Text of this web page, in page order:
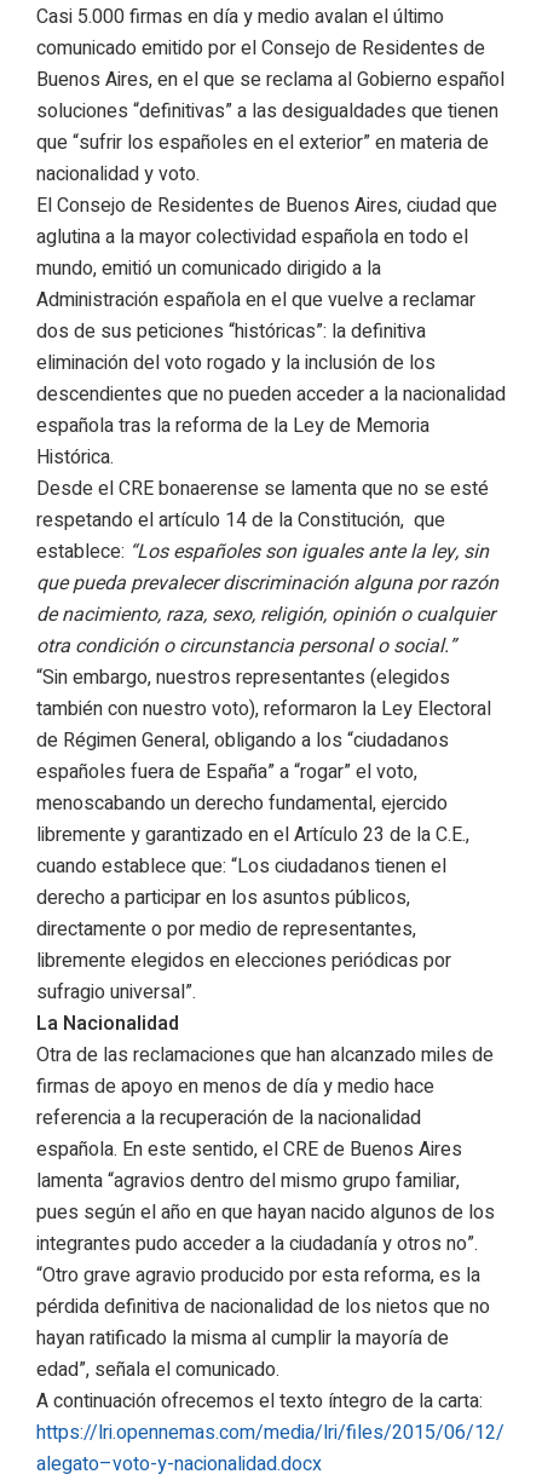
Casi 5.000 firmas en día y medio avalan el último
comunicado emitido por el Consejo de Residentes de
Buenos Aires, en el que se reclama al Gobierno español
soluciones “definitivas” a las desigualdades que tienen
que “sufrir los españoles en el exterior” en materia de
nacionalidad y voto.
El Consejo de Residentes de Buenos Aires, ciudad que
aglutina a la mayor colectividad española en todo el
mundo, emitió un comunicado dirigido a la
Administración española en el que vuelve a reclamar
dos de sus peticiones “históricas”: la definitiva
eliminación del voto rogado y la inclusión de los
descendientes que no pueden acceder a la nacionalidad
española tras la reforma de la Ley de Memoria
Histórica.
Desde el CRE bonaerense se lamenta que no se esté
respetando el artículo 14 de la Constitución, que
establece: “Los españoles son iguales ante la ley, sin
que pueda prevalecer discriminación alguna por razón
de nacimiento, raza, sexo, religión, opinión o cualquier
otra condición o circunstancia personal o social.”
“Sin embargo, nuestros representantes (elegidos
también con nuestro voto), reformaron la Ley Electoral
de Régimen General, obligando a los “ciudadanos
españoles fuera de España” a “rogar” el voto,
menoscabando un derecho fundamental, ejercido
libremente y garantizado en el Artículo 23 de la C.E.,
cuando establece que: “Los ciudadanos tienen el
derecho a participar en los asuntos públicos,
directamente o por medio de representantes,
libremente elegidos en elecciones periódicas por
sufragio universal”.
La Nacionalidad
Otra de las reclamaciones que han alcanzado miles de
firmas de apoyo en menos de día y medio hace
referencia a la recuperación de la nacionalidad
española. En este sentido, el CRE de Buenos Aires
lamenta “agravios dentro del mismo grupo familiar,
pues según el año en que hayan nacido algunos de los
integrantes pudo acceder a la ciudadanía y otros no”.
“Otro grave agravio producido por esta reforma, es la
pérdida definitiva de nacionalidad de los nietos que no
hayan ratificado la misma al cumplir la mayoría de
edad”, señala el comunicado.
A continuación ofrecemos el texto íntegro de la carta:
https://lri.opennemas.com/media/lri/files/2015/06/12/
alegato–voto-y-nacionalidad.docx